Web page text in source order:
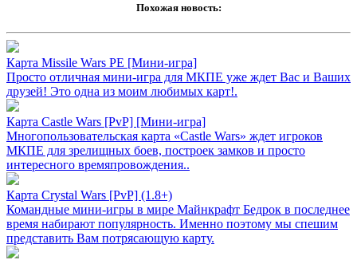
Похожая новость:
Карта Missile Wars PE [Mини-игра]
Просто отличная мини-игра для МКПЕ уже ждет Вас и Ваших
друзей! Это одна из моим любимых карт!.
Карта Castle Wars [PvP] [Мини-игра]
Многопользовательская карта «Castle Wars» ждет игроков
МКПЕ для зрелищных боев, построек замков и просто
интересного времяпровождения..
Карта Crystal Wars [PvP] (1.8+)
Командные мини-игры в мире Майнкрафт Бедрок в последнее
время набирают популярность. Именно поэтому мы спешим
представить Вам потрясающую карту.